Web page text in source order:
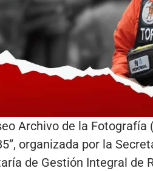
Archivo de la
organizada por la
de Gestión Integral de